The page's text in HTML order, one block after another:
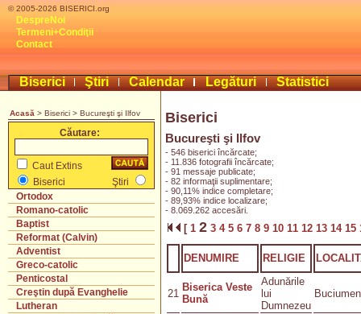
© 2005-2026 BISERICI.org
DespreNoi
Termeni+Condiţii
Contact
Biserici Ştiri Calendar Legături Statistici
Acasă > Biserici > Bucureşti şi Ilfov
Căutare:
Caut Extins
Biserici
Ştiri
Ortodox
Romano-catolic
Baptist
Reformat (Calvin)
Adventist
Greco-catolic
Penticostal
Creştin după Evanghelie
Lutheran
Biserici
Bucureşti şi Ilfov
- 546 biserici încărcate;
- 11.836 fotografii încărcate;
- 91 messaje publicate;
- 82 informaţii suplimentare;
- 90,11% indice completare;
- 89,93% indice localizare;
- 8.069.262 accesări.
[1 2 3 4 5 6 7 8 9 10 11 12 13 14 15
DENUMIRE RELIGIE
21
Biserica Veste
Bună
Adunările
lui
Dumnezeu